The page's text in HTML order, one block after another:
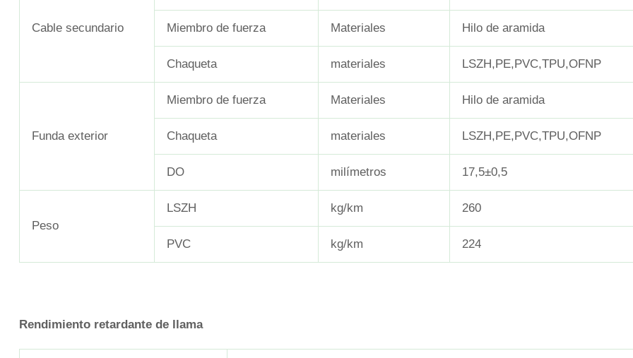
Cable secundario Miembro de fuerza Materiales Hilo de aramida
Chaqueta materiales LSZH,PE,PVC,TPU,OFNP
Funda exterior
Miembro de fuerza Materiales Hilo de aramida
Chaqueta materiales LSZH,PE,PVC,TPU,OFNP
DO milímetros 17,5±0,5
Peso
LSZH kg/km 260
PVC kg/km 224
Rendimiento retardante de llama